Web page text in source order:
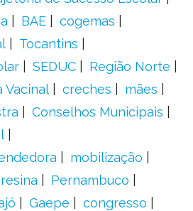
BAE
cogemas
Tocantins
SEDUC
Região Norte
Vacinal creches
mães
Conselhos Municipais
mobilização
Pernambuco
Gaepe
congresso